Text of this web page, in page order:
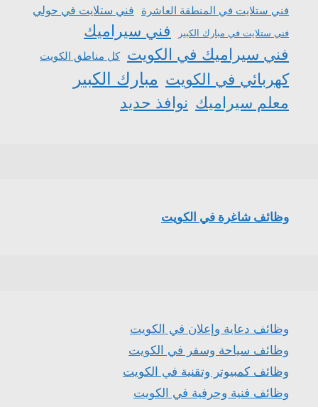
فني ستلايت في المنطقة العاشرة فني ستلايت في حولي
فني ستلايت في مبارك الكبير
فني سيراميك
فني سيراميك في الكويت
كل مناطق الكويت
كهربائي في الكويت مبارك الكبير
معلم سيراميك نوافذ حديد
وظائف شاغرة في الكويت
وظائف دعاية وإعلان في الكويت
وظائف سياحة وسفر في الكويت
وظائف كمبيوتر وتقنية في الكويت
وظائف فنية وحرفية في الكويت